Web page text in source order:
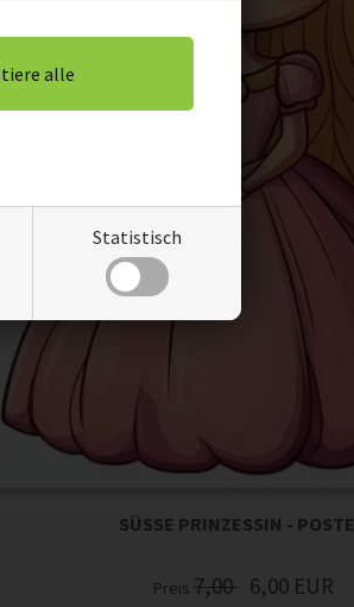
Statistisch
SÜSSE PRINZESSIN - POSTER
Preis 7,00 6,00 EUR